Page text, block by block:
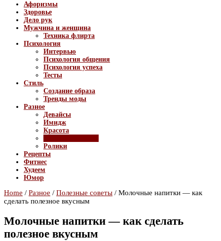
Афоризмы
Здоровье
Дело рук
Мужчина и женщина
Техника флирта
Психология
Интервью
Психология общения
Психология успеха
Тесты
Стиль
Создание образа
Тренды моды
Разное
Девайсы
Имидж
Красота
Ролики
Рецепты
Фитнес
Худеем
Юмор
Home / Разное / Полезные советы / Молочные напитки — как
сделать полезное вкусным
Молочные напитки — как сделать
полезное вкусным